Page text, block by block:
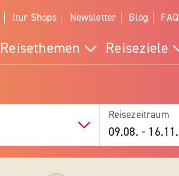
ltur Shops Newsletter Blog FAQ
Reisethemen Reiseziele
Reisezeitraum
09.08. - 16.11.